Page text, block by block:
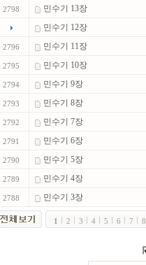
2798
민수기 13장
민수기 12장
2796 민수기 11장
2795 민수기 10장
2794 민수기 9장
2793 민수기 8장
2792 민수기 7장
2791 민수기 6장
2790 민수기 5장
2789 민수기 4장
2788 민수기 3장
1 2 3 4 5 6 7 8